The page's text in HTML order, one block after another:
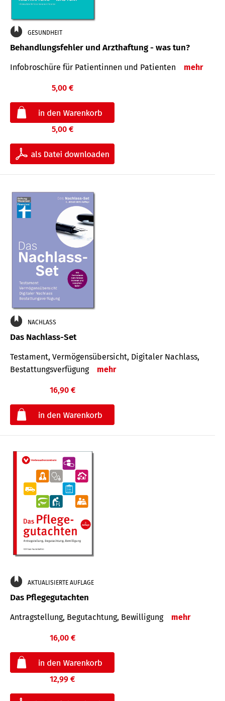
GESUNDHEIT
Behandlungsfehler und Arzthaftung - was tun?
Infobroschüre für Patientinnen und Patienten mehr
5,00 €
5,00 €
NACHLASS
Das Nachlass-Set
Testament, Vermögens­übersicht, Digitaler Nach­lass,
Bestat­tungs­ver­fügung
mehr
16,90 €
AKTUALISIERTE AUFLAGE
Das Pflegegutachten
Antragstellung, Begutachtung, Bewilligung mehr
16,00 €
12,99 €